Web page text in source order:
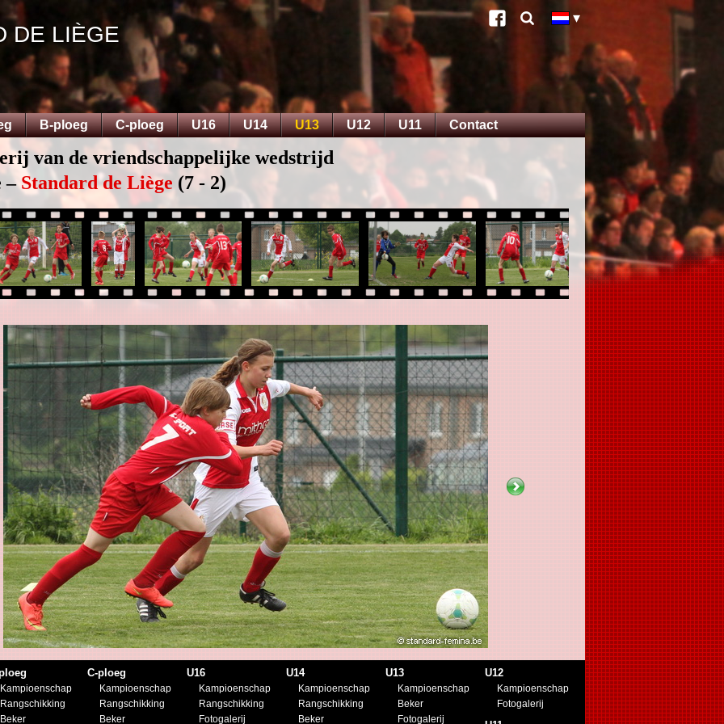
DE LIÈGE
B-ploeg C-ploeg U16 U14 U13 U12 U11 Contact
van de vriendschappelijke wedstrijd
–Standard de Liège (7 - 2)
Kampioenschap
Rangschikking
Beker
C-ploeg
Kampioenschap
Rangschikking
Beker
U16
Kampioenschap
Rangschikking
Fotogalerij
U14
Kampioenschap
Rangschikking
Beker
U13
Kampioenschap
Beker
Fotogalerij
U12
Kampioenschap
Fotogalerij